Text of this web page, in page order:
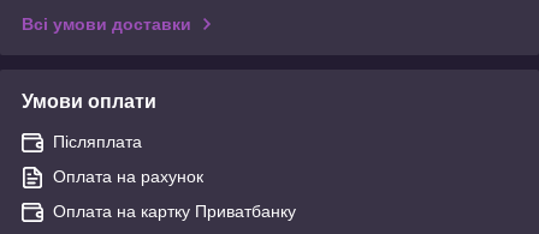
Всі умови доставки
Умови оплати
Післяплата
Оплата на рахунок
Оплата на картку Приватбанку